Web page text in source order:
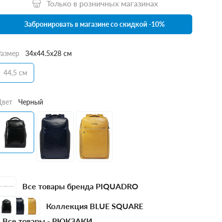
Только в розничных магазинах
Забронировать в магазине со скидкой -10%
34x44.5x28 см
44,5 см
Черный
Все товары бренда PIQUADRO
Коллекция BLUE SQUARE